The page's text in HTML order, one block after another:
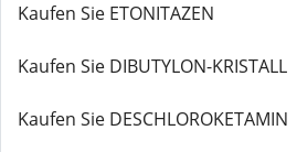
Kaufen Sie ETONITAZEN
Kaufen Sie DIBUTYLON-KRISTALL
Kaufen Sie DESCHLOROKETAMIN